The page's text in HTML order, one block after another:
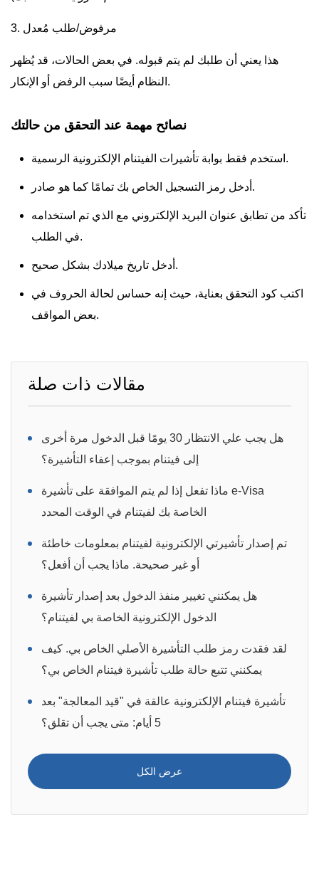
3. مرفوض/طلب مُعدل
هذا يعني أن طلبك لم يتم قبوله. في بعض الحالات، قد يُظهر
النظام أيضًا سبب الرفض أو الإنكار.
نصائح مهمة عند التحقق من حالتك
استخدم فقط بوابة تأشيرات الفيتنام الإلكترونية الرسمية.
أدخل رمز التسجيل الخاص بك تمامًا كما هو صادر.
تأكد من تطابق عنوان البريد الإلكتروني مع الذي تم استخدامه
في الطلب.
أدخل تاريخ ميلادك بشكل صحيح.
اكتب كود التحقق بعناية، حيث إنه حساس لحالة الحروف في
بعض المواقف.
مقالات ذات صلة
هل يجب علي الانتظار 30 يومًا قبل الدخول مرة أخرى
إلى فيتنام بموجب إعفاء التأشيرة؟
ماذا تفعل إذا لم يتم الموافقة على تأشيرة e-Visa
الخاصة بك لفيتنام في الوقت المحدد
تم إصدار تأشيرتي الإلكترونية لفيتنام بمعلومات خاطئة
أو غير صحيحة. ماذا يجب أن أفعل؟
هل يمكنني تغيير منفذ الدخول بعد إصدار تأشيرة
الدخول الإلكترونية الخاصة بي لفيتنام؟
لقد فقدت رمز طلب التأشيرة الأصلي الخاص بي. كيف
يمكنني تتبع حالة طلب تأشيرة فيتنام الخاص بي؟
تأشيرة فيتنام الإلكترونية عالقة في "قيد المعالجة" بعد
5 أيام: متى يجب أن تقلق؟
عرض الكل